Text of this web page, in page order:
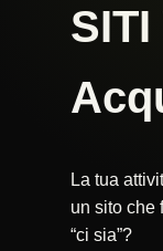
La tua
un sito
“ci sia”?